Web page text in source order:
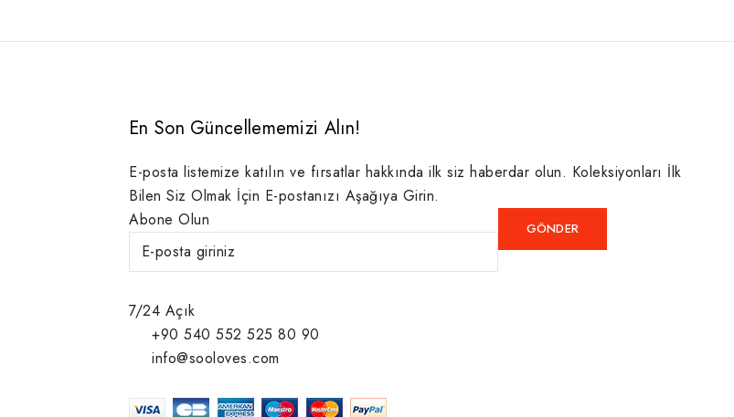
En Son Güncellememizi Alın!
E-posta listemize katılın ve fırsatlar hakkında ilk siz haberdar olun. Koleksiyonları İlk
Bilen Siz Olmak İçin E-postanızı Aşağıya Girin.
Abone Olun
7/24 Açık
+90 540 552 525 80 90
info@sooloves.com